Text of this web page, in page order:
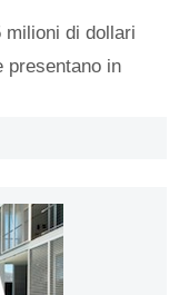
milioni di dollari
presentano in